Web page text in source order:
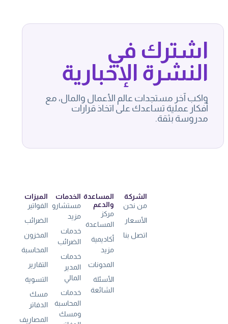
اشترك في
النشرة الإخبارية
واكب آخر مستجدات عالم الأعمال والمال، مع
أفكار عملية تساعدك على اتخاذ قرارات
مدروسة بثقة.
الميزات
الفواتير
الضرائب
المخزون
المحاسبة
التقارير
التسوية
مسك
الدفاتر
المصاريف
الخدمات
مستشارو
مزيد
خدمات
الضرائب
خدمات
المدير
المالي
خدمات
المحاسبة
ومسك
المساعدة
والدعم
مركز
المساعدة
أكاديمية
مزيد
المدونات
الأسئلة
الشائعة
الشركة
من نحن
الأسعار
اتصل بنا